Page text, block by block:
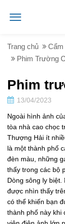
Trang chủ Cẩm
Phim Trường
Phim
13/04/2023
Ngoài hình ảnh
tòa nhà cao chọc
Thượng Hải ít
là một thành phố
đèn màu, những
thấy trong các bộ
Dòng sông ly
được nhìn thấy
có thể khiến bạn
thành phố này khi